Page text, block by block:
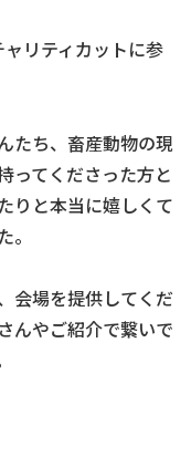
リティカットに参
たち、畜産動物の現
ってくださった方と
りと本当に嬉しくて
会場を提供してくだ
んやご紹介で繋いで